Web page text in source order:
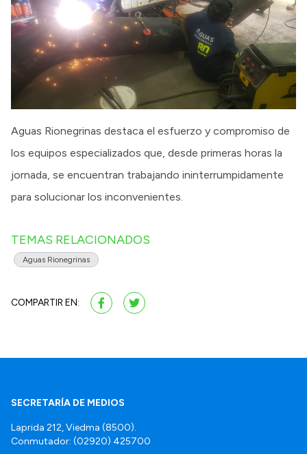
Aguas Rionegrinas destaca el esfuerzo y compromiso de
los equipos especializados que, desde primeras horas la
jornada, se encuentran trabajando ininterrumpidamente
para solucionar los inconvenientes.
TEMAS RELACIONADOS
Aguas Rionegrinas
COMPARTIR EN:
SECRETARÍA DE MEDIOS
Laprida 212, Viedma (8500).
Conmutador: (02920) 425700